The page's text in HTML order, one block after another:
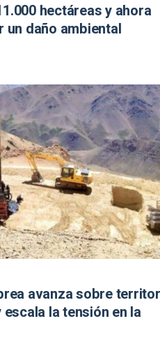
hectáreas y ahora
daño ambiental
avanza sobre
la tensión en la